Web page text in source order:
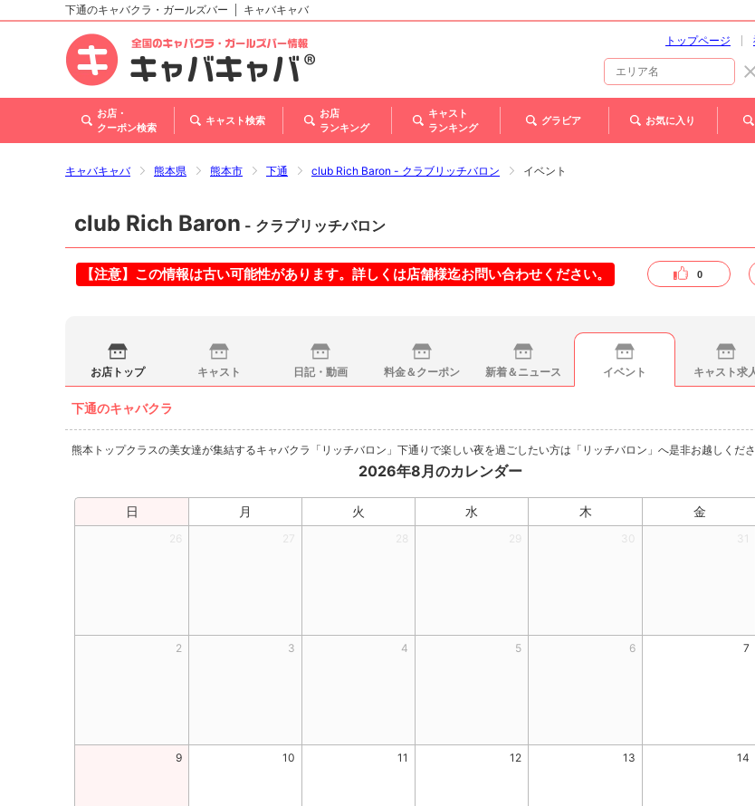
北海道
東北
甲信越・北陸
関西
下通のキャバクラ・ガールズバー キャバキャバ
トップページ
お店・
クーポン検索
キャスト検索
お店
ランキング
キャスト
ランキング
グラビア お気に入り
キャバキャバ 熊本県 熊本市 下通 club Rich Baron - クラブリッチバロン イベント
club Rich Baron - クラブリッチバロン
【注意】この情報は古い可能性があります。詳しくは店舗様迄お問い合わせください。 0
お店トップ キャスト 日記・動画 料金＆クーポン 新着＆ニュース イベント キャスト求
下通のキャバクラ
熊本トップクラスの美女達が集結するキャバクラ「リッチバロン」下通りで楽しい夜を過ごしたい方は「リッチバロン」へ是非お越しくださ
2026年8月のカレンダー
日 月 火 水 木 金
26 27 28 29 30 31
2 3 4 5 6 7
9 10 11 12 13 14